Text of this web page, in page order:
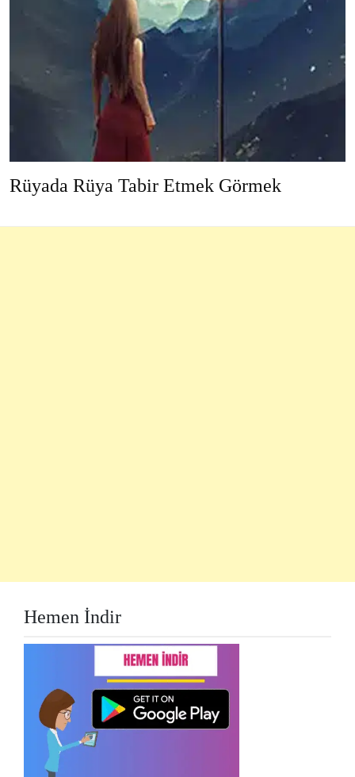
Rüyada Rüya Tabir Etmek Görmek
Hemen İndir